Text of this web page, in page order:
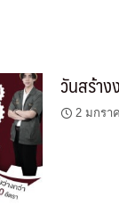
วันสร้า
2 มกรา